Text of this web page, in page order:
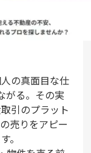
の真面目な仕
がる。その実
引のプラット
売りをアピー
。